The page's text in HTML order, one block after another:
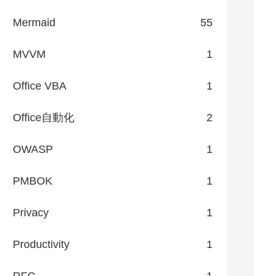
Mermaid 55
MVVM 1
Office VBA 1
Office自動化 2
OWASP 1
PMBOK 1
Privacy 1
Productivity 1